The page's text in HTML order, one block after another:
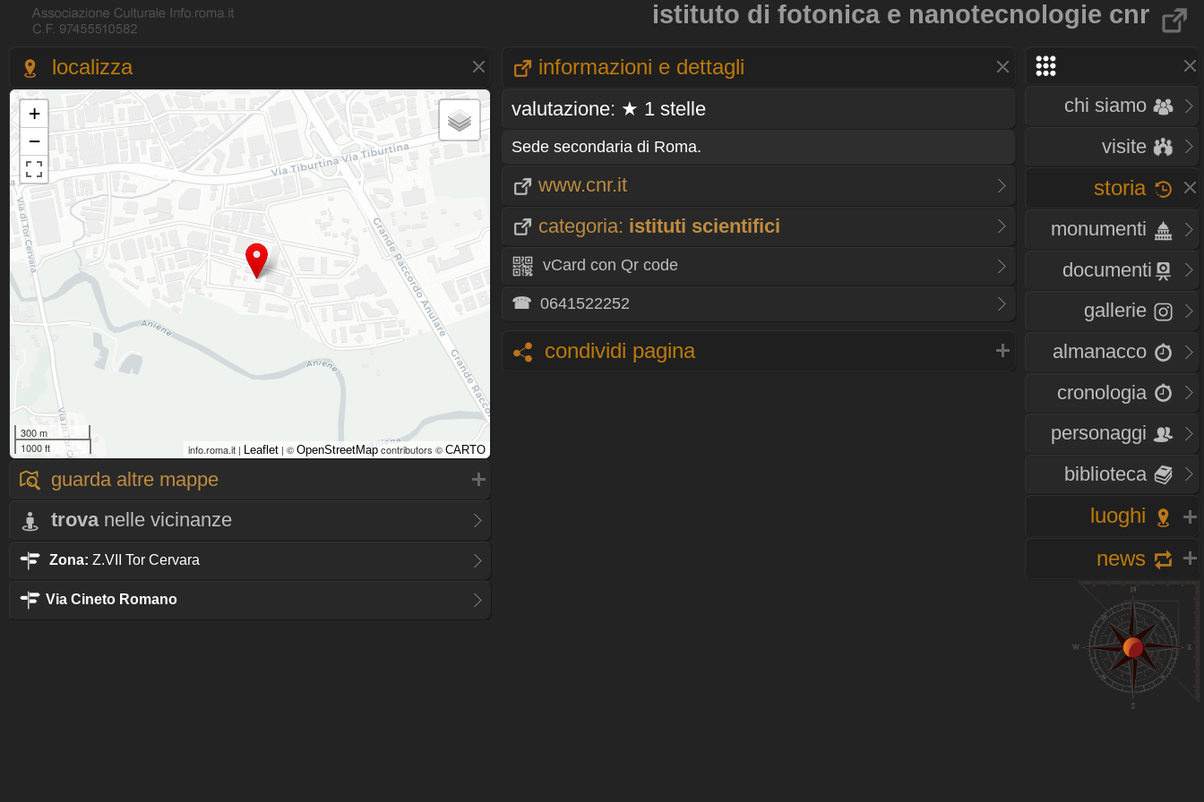
istituto di fotonica e nanotecnologie cnr
chi siamo
visite
storia
monumenti
documenti
gallerie
almanacco
cronologia
personaggi
biblioteca
luoghi
news
localizza
+
−
300 m
1000 ft
info.roma.it | Leaflet| © OpenStreetMapcontributors © CARTO
guarda altre mappe
trovanelle vicinanze
Zona: Z.VII Tor Cervara
Via Cineto Romano
informazioni e dettagli
valutazione: ★ 1 stelle
Sede secondaria di Roma.
www.cnr.it
categoria: istituti scientifici
vCard con Qr code
☎ 0641522252
condividi pagina